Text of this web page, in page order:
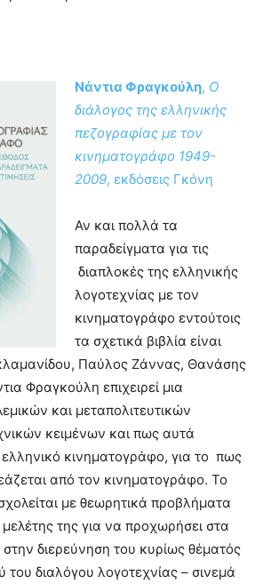
Νάντια Φραγκούλη, Ο
διάλογος της ελληνικής
πεζογραφίας με τον
κινηματογράφο 1949-
2009, εκδόσεις Γκόνη
Αν και πολλά τα
παραδείγματα για τις
διαπλοκές της ελληνικής
λογοτεχνίας με τον
κινηματογράφο εντούτοις
τα σχετικά βιβλία είναι
Παύλος Ζάννας, Θανάσης
Φραγκούλη επιχειρεί μια
και μεταπολιτευτικών
κειμένων και πως αυτά
ελληνικό κινηματογράφο, για το πως
από τον κινηματογράφο. Το
με θεωρητικά προβλήματα
της για να προχωρήσει στα
διερεύνηση του κυρίως θέματός
του διαλόγου λογοτεχνίας – σινεμά